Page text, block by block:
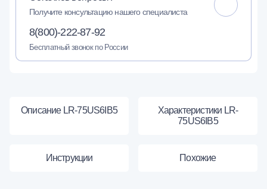
Получите консультацию нашего специалиста
8(800)-222-87-92
Бесплатный звонок по России
Описание LR-75US6IB5
Характеристики LR-
75US6IB5
Инструкции Похожие